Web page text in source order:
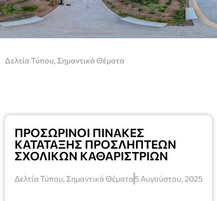
Δελτία Τύπου Σημαντικά Θέματα
ΠΡΟΣΩΡΙΝΟΙ ΠΙΝΑΚΕΣ
ΚΑΤΑΤΑΞΗΣ ΠΡΟΣΛΗΠΤΕΩΝ
ΣΧΟΛΙΚΩΝ ΚΑΘΑΡΙΣΤΡΙΩΝ
Δελτία Τύπου Σημαντικά Θέματα 5 Αυγούστου, 2025